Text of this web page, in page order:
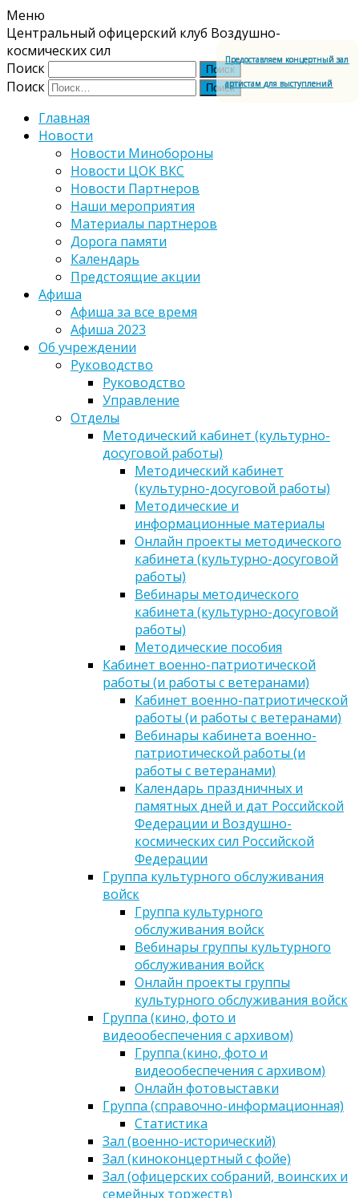
Меню
Центральный офицерский клуб Воздушно-
космических сил
Поиск
Поиск
Главная
Новости
Новости Минобороны
Новости ЦОК ВКС
Новости Партнеров
Наши мероприятия
Материалы партнеров
Дорога памяти
Календарь
Предстоящие акции
Афиша
Афиша за все время
Афиша 2023
Об учреждении
Руководство
Руководство
Управление
Отделы
Методический кабинет (культурно-
досуговой работы)
Методический кабинет
(культурно-досуговой работы)
Методические и
информационные материалы
Онлайн проекты методического
кабинета (культурно-досуговой
работы)
Вебинары методического
кабинета (культурно-досуговой
работы)
Методические пособия
Кабинет военно-патриотической
работы (и работы с ветеранами)
Кабинет военно-патриотической
работы (и работы с ветеранами)
Вебинары кабинета военно-
патриотической работы (и
работы с ветеранами)
Календарь праздничных и
памятных дней и дат Российской
Федерации и Воздушно-
космических сил Российской
Федерации
Группа культурного обслуживания
войск
Группа культурного
обслуживания войск
Вебинары группы культурного
обслуживания войск
Онлайн проекты группы
культурного обслуживания войск
Группа (кино, фото и
видеообеспечения с архивом)
Группа (кино, фото и
видеообеспечения с архивом)
Онлайн фотовыставки
Группа (справочно-информационная)
Статистика
Зал (военно-исторический)
Зал (киноконцертный с фойе)
Зал (офицерских собраний, воинских и
семейных торжеств)
Предоставляем концертный зал
артистам для выступлений